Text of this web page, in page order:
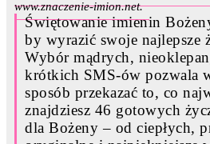
www.znaczenie-imion.net.
Świętowanie imienin
by wyrazić swoje najlepsze
Wybór mądrych,
krótkich SMS-ów pozwala
sposób przekazać to, co
znajdziesz 46 gotowych
dla Bożeny – od ciepłych,